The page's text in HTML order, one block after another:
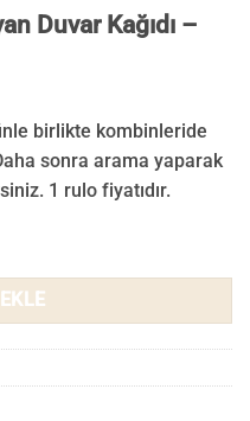
Duvar Kağıdı –
birlikte kombinleride
sonra arama yaparak
1 rulo fiyatıdır.
adet